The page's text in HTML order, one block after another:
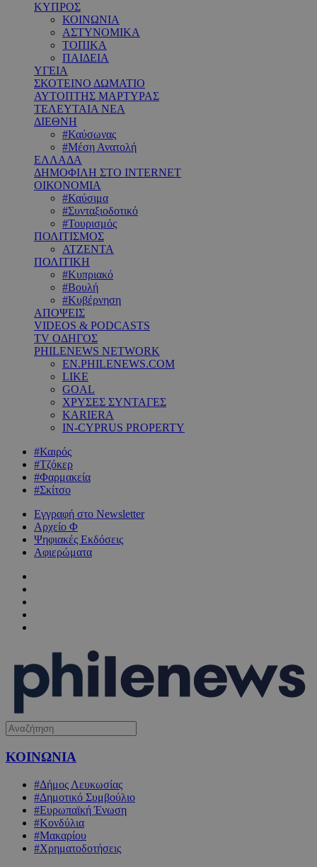
ΚΥΠΡΟΣ
ΚΟΙΝΩΝΙΑ
ΑΣΤΥΝΟΜΙΚΑ
ΤΟΠΙΚΑ
ΠΑΙΔΕΙΑ
ΥΓΕΙΑ
ΣΚΟΤΕΙΝΟ ΔΩΜΑΤΙΟ
ΑΥΤΟΠΤΗΣ ΜΑΡΤΥΡΑΣ
ΤΕΛΕΥΤΑΙΑ ΝΕΑ
ΔΙΕΘΝΗ
#Καύσωνας
#Μέση Ανατολή
ΕΛΛΑΔΑ
ΔΗΜΟΦΙΛΗ ΣΤΟ INTERNET
ΟΙΚΟΝΟΜΙΑ
#Καύσιμα
#Συνταξιοδοτικό
#Τουρισμός
ΠΟΛΙΤΙΣΜΟΣ
ΑΤΖΕΝΤΑ
ΠΟΛΙΤΙΚΗ
#Κυπριακό
#Βουλή
#Κυβέρνηση
ΑΠΟΨΕΙΣ
VIDEOS & PODCASTS
TV ΟΔΗΓΟΣ
PHILENEWS NETWORK
EN.PHILENEWS.COM
LIKE
GOAL
ΧΡΥΣΕΣ ΣΥΝΤΑΓΕΣ
KARIERA
IN-CYPRUS PROPERTY
#Καιρός
#Τζόκερ
#Φαρμακεία
#Σκίτσο
Εγγραφή στο Newsletter
Αρχείο Φ
Ψηφιακές Εκδόσεις
Αφιερώματα
ΚΟΙΝΩΝΙΑ
#Δήμος Λευκωσίας
#Δημοτικό Συμβούλιο
#Ευρωπαϊκή Ένωση
#Κονδύλια
#Μακαρίου
#Χρηματοδοτήσεις